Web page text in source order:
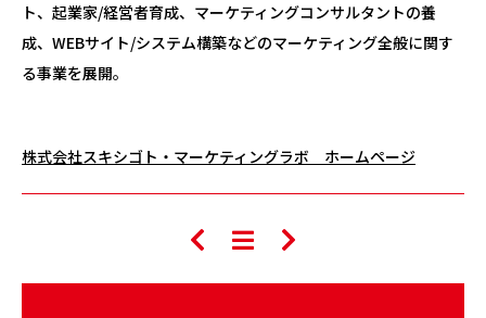
ト、起業家/経営者育成、マーケティングコンサルタントの養
成、WEBサイト/システム構築などのマーケティング全般に関す
る事業を展開。
株式会社スキシゴト・マーケティングラボ ホームページ